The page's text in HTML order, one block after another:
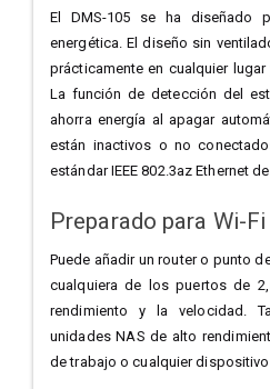
El DMS-105 se ha diseñado
energética. El diseño sin
prácticamente en cualquier
La función de detección del
ahorra energía al apagar
están inactivos o no
estándar IEEE 802.3az Ethernet
Preparado para Wi-
Puede añadir un router o punto
cualquiera de los puertos de
rendimiento y la velocidad.
unidades NAS de alto
de trabajo o cualquier dispositivo